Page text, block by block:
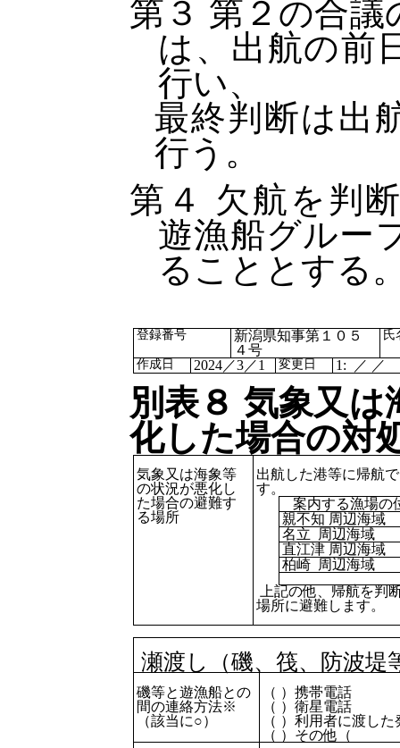
第３ 第２の合議
は、出航の前
行い、
最終判断は出
行う。
第４ 欠航を判
遊漁船グルー
ることとする
登録番号
新潟県知事第１０５
４号
氏
作成日 2024／3／1 変更日 1: ／ ／
別表８ 気象又
化した場合の対
気象又は海象等
の状況が悪化し
た場合の避難す
る場所
出航した港等に帰航
す。
案内する漁場の
親不知 周辺海域
名立 周辺海域
直江津 周辺海域
柏崎 周辺海域
上記の他、帰航を判
場所に避難します。
瀬渡し（磯、筏、防波堤
磯等と遊漁船との
間の連絡方法※
（該当に○）
（ ）携帯電話
（ ）衛星電話
（ ）利用者に渡し
（ ）その他